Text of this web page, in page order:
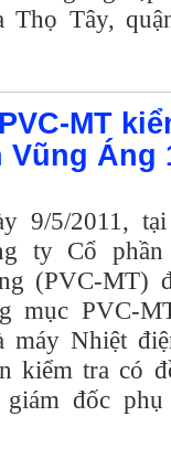
Thọ Tây,
MT
Vũng Áng
9/5/2011,
ty Cổ
(PVC-MT)
mục PVC-
máy Nhiệt
kiểm tra có
đốc